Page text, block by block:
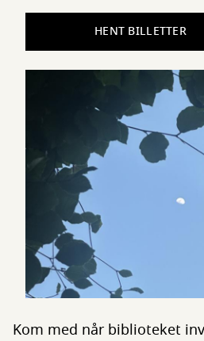
HENT BILLETTER
Kom med når biblioteket